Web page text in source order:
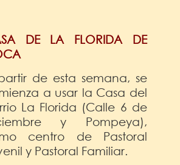
DE LA FLORIDA DE
de esta semana, se
a usar la Casa del
La Florida (Calle 6 de
y Pompeya),
centro de Pastoral
y Pastoral Familiar.